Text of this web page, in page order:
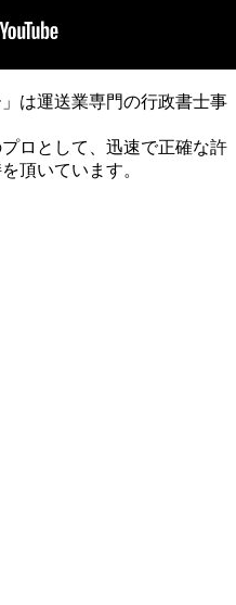
は運送業専門の行政書士事
ロとして、迅速で正確な許
頂いています。